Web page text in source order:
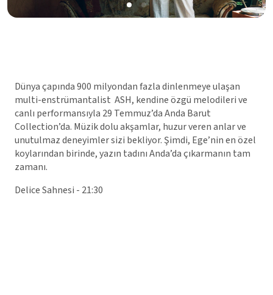
Dünya çapında 900 milyondan fazla dinlenmeye ulaşan
multi-enstrümantalist ASH, kendine özgü melodileri ve
canlı performansıyla 29 Temmuz’da Anda Barut
Collection’da. Müzik dolu akşamlar, huzur veren anlar ve
unutulmaz deneyimler sizi bekliyor. Şimdi, Ege’nin en özel
koylarından birinde, yazın tadını Anda’da çıkarmanın tam
zamanı.
Delice Sahnesi - 21:30